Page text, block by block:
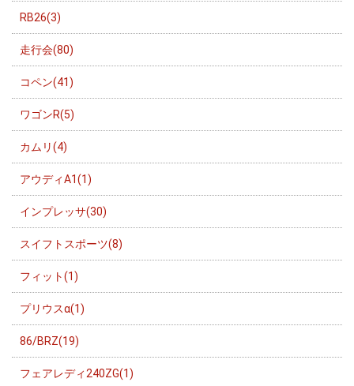
RB26(3)
走行会(80)
コペン(41)
ワゴンR(5)
カムリ(4)
アウディA1(1)
インプレッサ(30)
スイフトスポーツ(8)
フィット(1)
プリウスα(1)
86/BRZ(19)
フェアレディ240ZG(1)